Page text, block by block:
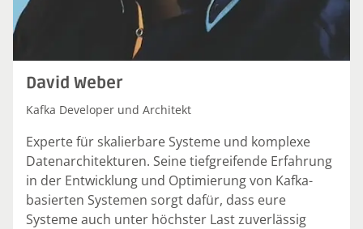
David Weber
Kafka Developer und Architekt
Experte für skalierbare Systeme und komplexe
Datenarchitekturen. Seine tiefgreifende Erfahrung
in der Entwicklung und Optimierung von Kafka-
basierten Systemen sorgt dafür, dass eure
Systeme auch unter höchster Last zuverlässig